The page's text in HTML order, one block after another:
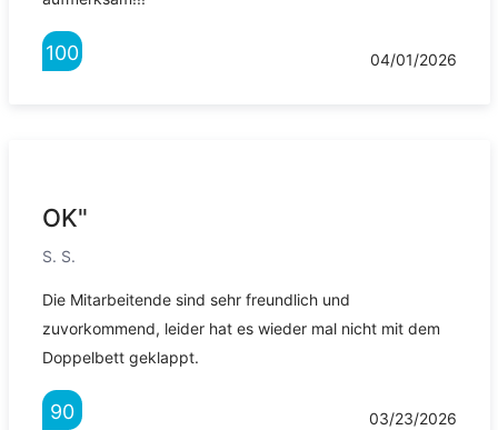
100 04/01/2026
OK"
S. S.
Die Mitarbeitende sind sehr freundlich und
zuvorkommend, leider hat es wieder mal nicht mit dem
Doppelbett geklappt.
90 03/23/2026